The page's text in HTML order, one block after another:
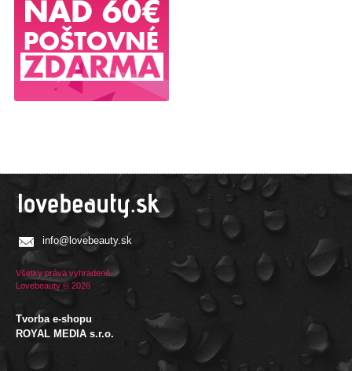
info@lovebeauty.sk
Všetky práva vyhradené.
Lovebeauty © 2026
Tvorba e-shopu:
ROYAL MEDIA s.r.o.